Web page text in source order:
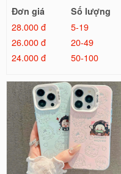
Đơn giá
Số lượng
28.000 đ
5-19
26.000 đ
20-49
24.000 đ
50-100